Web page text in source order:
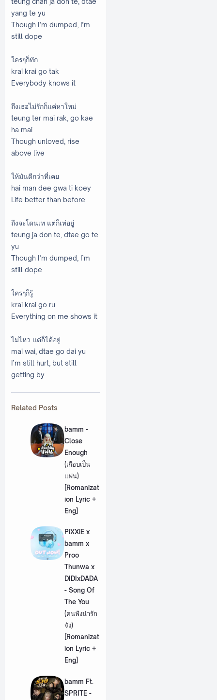
yang te yu
Though I’m dumped, I’m
still dope
ใครๆก็ทัก
krai krai go tak
Everybody knows it
ถึงเธอไม่รักก็แค่หาใหม่
teung ter mai rak, go kae
ha mai
Though unloved, rise
above live
ให้มันดีกว่าที่เคย
hai man dee gwa ti koey
Life better than before
ถึงจะโดนเท แต่ก็เท่อยู่
teung ja don te, dtae go te
yu
Though I’m dumped, I’m
still dope
ใครๆก็รู้
krai krai go ru
Everything on me shows it
ไม่ไหว แต่ก็ได้อยู่
mai wai, dtae go dai yu
I’m still hurt, but still
getting by
Related Posts
bamm -
Close
Enough
(เกือบเป็น
แฟน)
[Romanizat
ion Lyric +
Eng]
PiXXiE x
bamm x
Proo
Thunwa x
DIDIxDADA
- Song Of
The You
(คนฟังน่ารัก
จัง)
[Romanizat
ion Lyric +
Eng]
bamm Ft.
SPRITE -